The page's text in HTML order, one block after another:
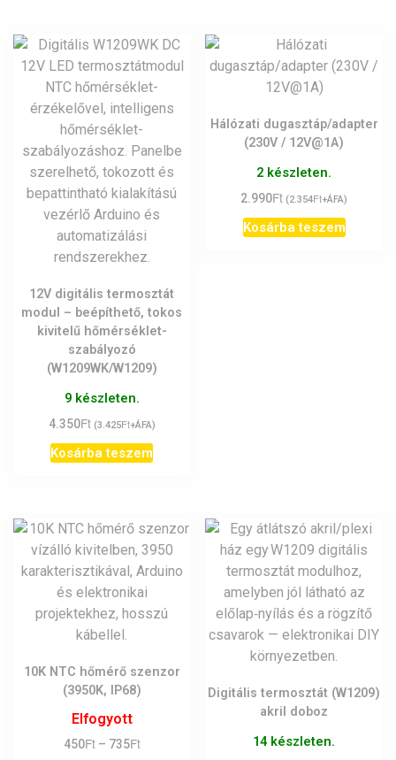
12V digitális termosztát
modul – beépíthető, tokos
kivitelű hőmérséklet-
szabályozó
(W1209WK/W1209)
9 készleten.
4.350Ft (3.425Ft+ÁFA)
Kosárba teszem
Hálózati dugasztáp/adapter
(230V / 12V@1A)
2 készleten.
2.990Ft (2.354Ft+ÁFA)
Kosárba teszem
10K NTC hőmérő szenzor
(3950K, IP68)
Elfogyott
450Ft – 735FtÁrtartomány:
Digitális termosztát (W1209)
akril doboz
14 készleten.